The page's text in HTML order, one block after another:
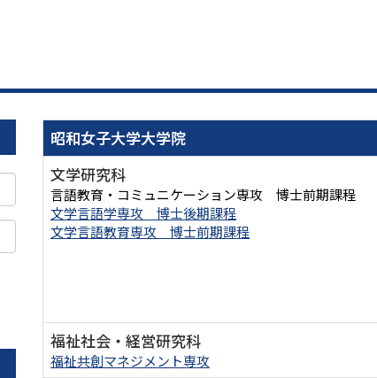
昭和女子大学大学院
文学研究科
言語教育・コミュニケーション専攻 博士前期課程
文学言語学専攻 博士後期課程
文学言語教育専攻 博士前期課程
福祉社会・経営研究科
福祉共創マネジメント専攻